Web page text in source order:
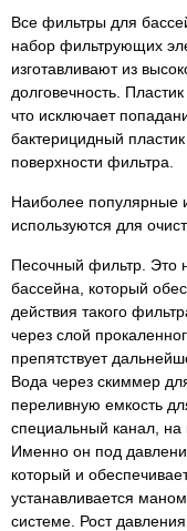
Все фильтры для
набор фильтрующих
изготавливают из
долговечность.
что исключает
бактерицидный
поверхности фильтра.
Наиболее популярные
используются для
Песочный фильтр. Это
бассейна, который
действия такого
через слой
препятствует
Вода через скиммер
переливную емкость
специальный канал, на
Именно он под
который и
устанавливается
системе. Рост